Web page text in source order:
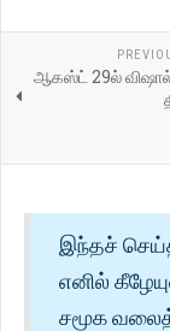
ஆகஸ்ட் 29ல்
இந்தச்
எனில்
சமூக